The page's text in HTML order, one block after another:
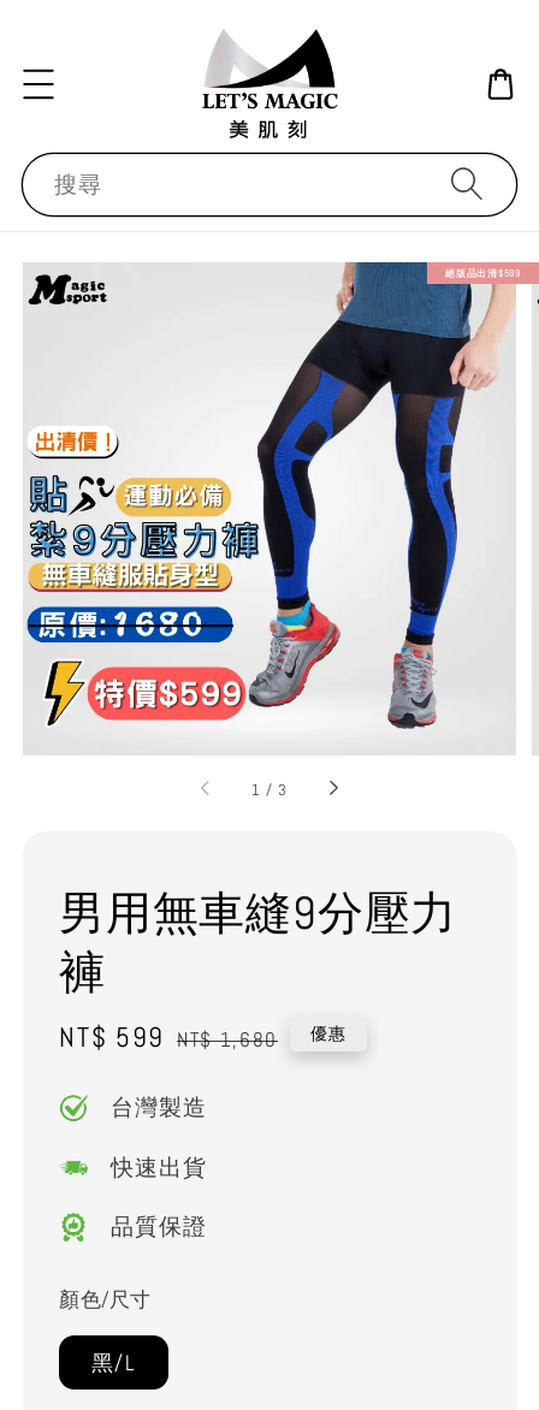
搜尋
1 / 3
絕版品出清$599
男用無車縫9分壓力
褲
Sale
NT$ 599 Regular
NT$ 1,680 優惠
台灣製造
快速出貨
品質保證
顏色/尺寸
黑/L